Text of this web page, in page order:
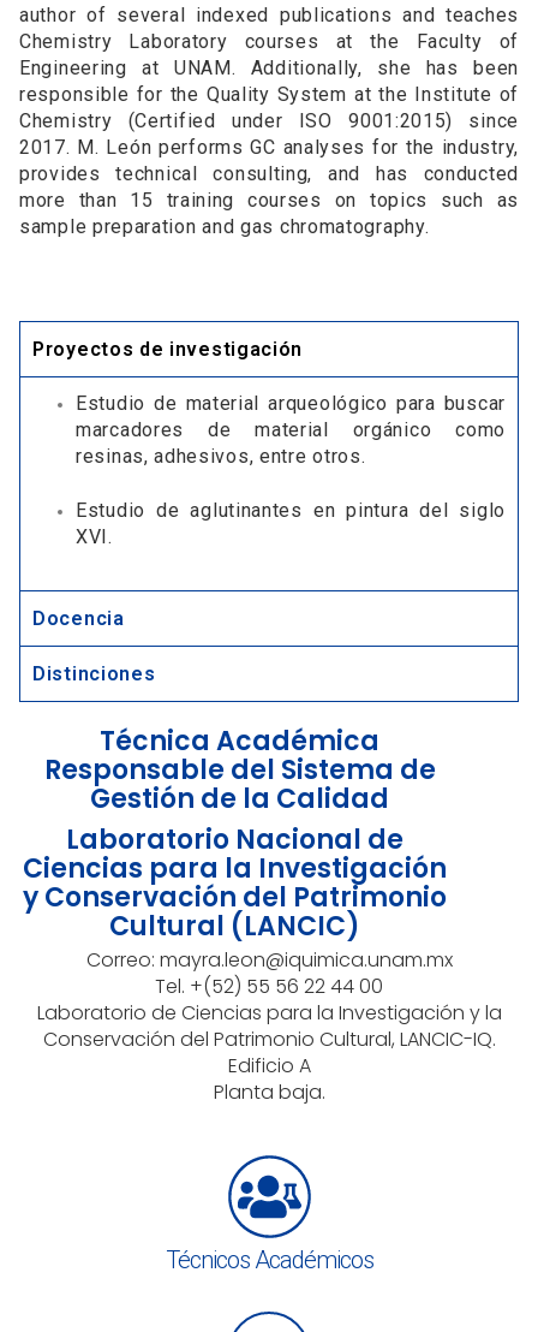
author of several indexed publications and teaches
Chemistry Laboratory courses at the Faculty of
Engineering at UNAM. Additionally, she has been
responsible for the Quality System at the Institute of
Chemistry (Certified under ISO 9001:2015) since
2017. M. León performs GC analyses for the industry,
provides technical consulting, and has conducted
more than 15 training courses on topics such as
sample preparation and gas chromatography.
Proyectos de investigación
Estudio de material arqueológico para buscar
marcadores de material orgánico como
resinas, adhesivos, entre otros.
Estudio de aglutinantes en pintura del siglo
XVI.
Docencia
Distinciones
Técnica Académica
Responsable del Sistema de
Gestión de la Calidad
Laboratorio Nacional de
Ciencias para la Investigación
y Conservación del Patrimonio
Cultural (LANCIC)
Correo: mayra.leon@iquimica.unam.mx
Tel. +(52) 55 56 22 44 00
Laboratorio de Ciencias para la Investigación y la
Conservación del Patrimonio Cultural, LANCIC-IQ.
Edificio A
Planta baja.
Técnicos Académicos